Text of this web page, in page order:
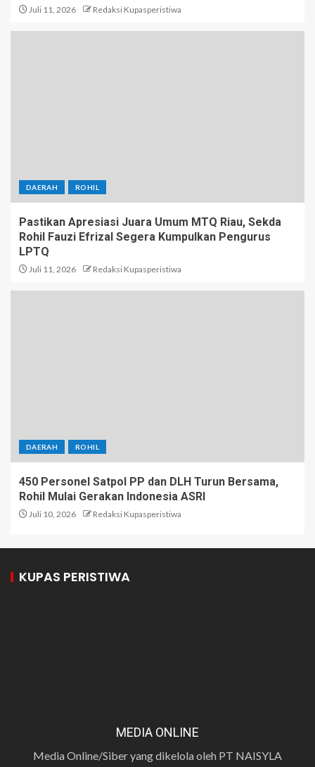
Juli 11, 2026 Redaksi Kupasperistiwa
DAERAH ROHIL
Pastikan Apresiasi Juara Umum MTQ Riau, Sekda
Rohil Fauzi Efrizal Segera Kumpulkan Pengurus
LPTQ
Juli 11, 2026 Redaksi Kupasperistiwa
DAERAH ROHIL
450 Personel Satpol PP dan DLH Turun Bersama,
Rohil Mulai Gerakan Indonesia ASRI
Juli 10, 2026 Redaksi Kupasperistiwa
KUPAS PERISTIWA
MEDIA ONLINE
Media Online/Siber yang dikelola oleh PT NAISYLA